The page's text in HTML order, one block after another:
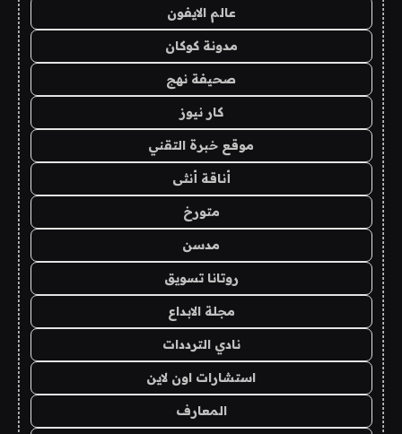
عالم الايفون
مدونة كوكان
صحيفة نهج
كار نيوز
موقع خبرة التقني
أناقة أنثى
متورخ
مدسن
روتانا تسويق
مجلة الابداع
نادي الترددات
استشارات اون لاين
المعارف